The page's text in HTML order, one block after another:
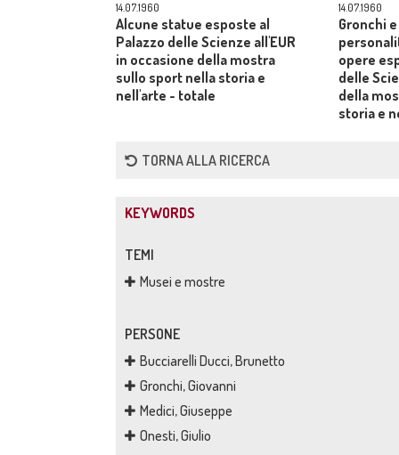
14.07.1960
Alcune statue esposte al
Palazzo delle Scienze all'EUR
in occasione della mostra
sullo sport nella storia e
nell'arte - totale
14.07.1960
Gronchi
opere
delle
della
storia e
TORNA ALLA RICERCA
KEYWORDS
TEMI
Musei e mostre
PERSONE
Bucciarelli Ducci, Brunetto
Gronchi, Giovanni
Medici, Giuseppe
Onesti, Giulio